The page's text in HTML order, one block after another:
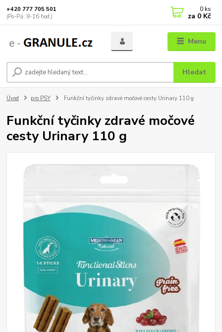
Menu
Hledat
+420 777 705 501
(Po-Pá, 8-16 hod.)
0 ks
za 0 Kč
Úvod pro PSY Funkční tyčinky zdravé močové cesty Urinary 110 g
Funkční tyčinky zdravé močové
cesty Urinary 110 g